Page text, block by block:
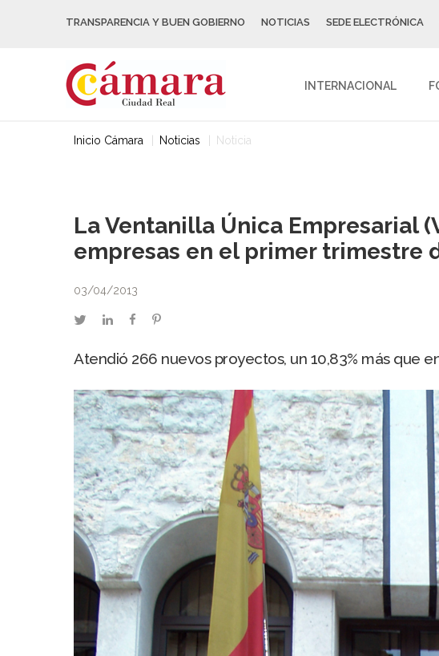
TRANSPARENCIA Y BUEN GOBIERNO NOTICIAS SEDE ELECTRÓNICA
INTERNACIONAL
Inicio Cámara Noticias Noticia
La Ventanilla Única Empresarial
empresas en el primer trimestre
03/04/2013
twitterlinkedinfacebookpinterest
Atendió 266 nuevos proyectos, un 10,83% más que